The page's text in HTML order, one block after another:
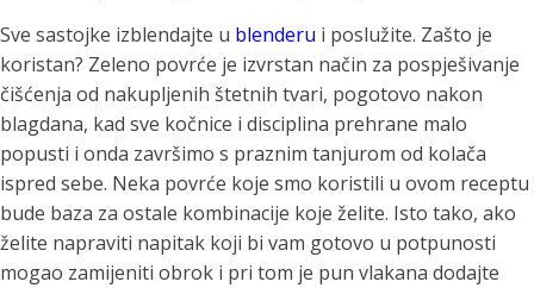
Sve sastojke izblendajte u blenderu i poslužite. Zašto je
koristan? Zeleno povrće je izvrstan način za pospješivanje
čišćenja od nakupljenih štetnih tvari, pogotovo nakon
blagdana, kad sve kočnice i disciplina prehrane malo
popusti i onda završimo s praznim tanjurom od kolača
ispred sebe. Neka povrće koje smo koristili u ovom receptu
bude baza za ostale kombinacije koje želite. Isto tako, ako
želite napraviti napitak koji bi vam gotovo u potpunosti
mogao zamijeniti obrok i pri tom je pun vlakana dodajte